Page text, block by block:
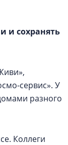
и сохранять
сервис». У
разного
Коллеги